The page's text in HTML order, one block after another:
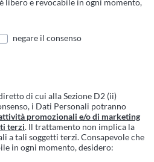
libero e revocabile in ogni momento,
negare il consenso
di cui alla Sezione D2 (ii)
i Dati Personali potranno
promozionali e/o di marketing
terzi. Il trattamento non implica la
a tali soggetti terzi. Consapevole che
in ogni momento, desidero: